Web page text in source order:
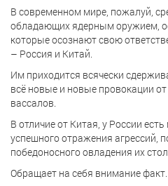
В современном мире, пожалуй,
обладающих ядерным оружием,
которые осознают свою
– Россия и Китай.
Им приходится всячески
всё новые и новые провокации
вассалов.
В отличие от Китая, у России
успешного отражения агрессий,
победоносного овладения их
Обращает на себя внимание факт.